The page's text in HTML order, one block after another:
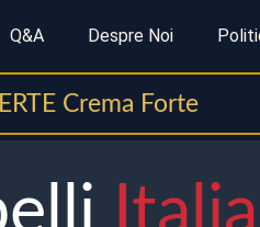
Q&A Despre Noi
Crema Forte
Italia